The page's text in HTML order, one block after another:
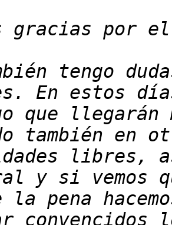
tengo
que llegarán
libres,
la pena